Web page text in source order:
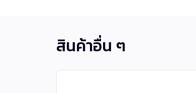
สินค้าอื่น ๆ